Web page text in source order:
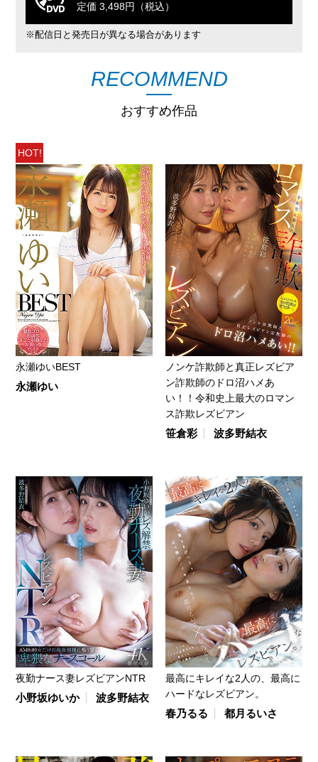
定価 3,498円（税込）
※配信日と発売日が異なる場合があります
RECOMMEND
おすすめ作品
HOT!
永瀬ゆいBEST
永瀬ゆい
ノンケ詐欺師と真正レズビア
ン詐欺師のドロ沼ハメあ
い！！令和史上最大のロマン
ス詐欺レズビアン
笹倉彩 波多野結衣
夜勤ナース妻レズビアンNTR
小野坂ゆいか 波多野結衣
最高にキレイな2人の、最高に
ハードなレズビアン。
春乃るる 都月るいさ